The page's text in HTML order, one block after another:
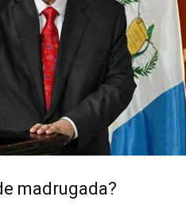
madrugada?